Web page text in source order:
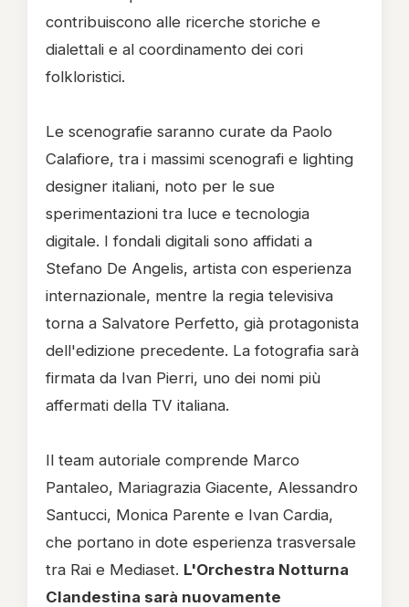
contribuiscono alle ricerche storiche e
dialettali e al coordinamento dei cori
folkloristici.
Le scenografie saranno curate da Paolo
Calafiore, tra i massimi scenografi e lighting
designer italiani, noto per le sue
sperimentazioni tra luce e tecnologia
digitale. I fondali digitali sono affidati a
Stefano De Angelis, artista con esperienza
internazionale, mentre la regia televisiva
torna a Salvatore Perfetto, già protagonista
dell'edizione precedente. La fotografia sarà
firmata da Ivan Pierri, uno dei nomi più
affermati della TV italiana.
Il team autoriale comprende Marco
Pantaleo, Mariagrazia Giacente, Alessandro
Santucci, Monica Parente e Ivan Cardia,
che portano in dote esperienza trasversale
tra Rai e Mediaset. L'Orchestra Notturna
Clandestina sarà nuovamente